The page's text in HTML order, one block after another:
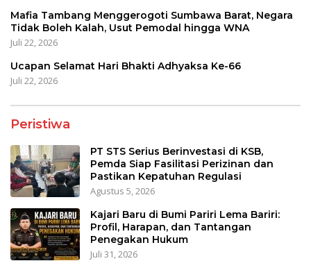
Mafia Tambang Menggerogoti Sumbawa Barat, Negara
Tidak Boleh Kalah, Usut Pemodal hingga WNA
Juli 22, 2026
Ucapan Selamat Hari Bhakti Adhyaksa Ke-66
Juli 22, 2026
Peristiwa
PT STS Serius Berinvestasi di KSB,
Pemda Siap Fasilitasi Perizinan dan
Pastikan Kepatuhan Regulasi
Agustus 5, 2026
Kajari Baru di Bumi Pariri Lema Bariri:
Profil, Harapan, dan Tantangan
Penegakan Hukum
Juli 31, 2026